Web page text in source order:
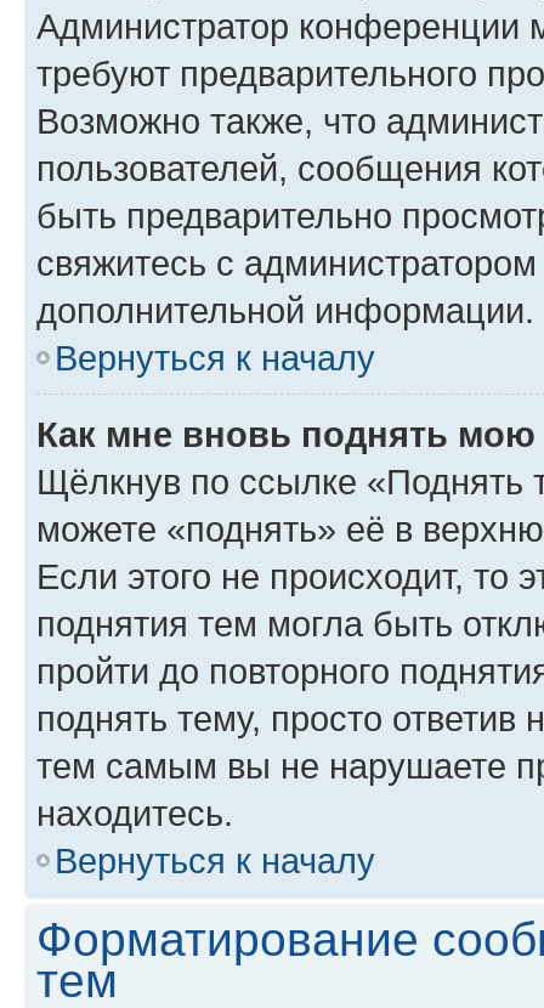
Администратор конференции
требуют предварительного
Возможно также, что
пользователей, сообщения
быть предварительно
свяжитесь с
дополнительной информации.
Вернуться к началу
Как мне вновь поднять мою
Щёлкнув по ссылке «Поднять
можете «поднять» её в
Если этого не происходит, то
поднятия тем могла быть
пройти до повторного
поднять тему, просто ответив
тем самым вы не нарушаете
находитесь.
Вернуться к началу
Форматирование
тем